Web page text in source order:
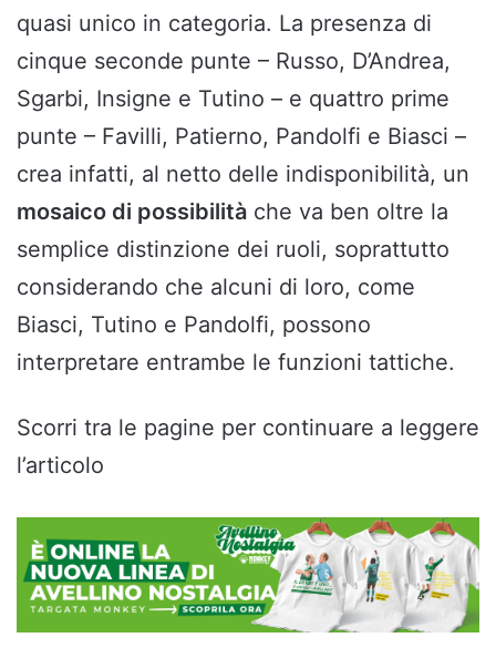
quasi unico in categoria. La presenza di
cinque seconde punte – Russo, D’Andrea,
Sgarbi, Insigne e Tutino – e quattro prime
punte – Favilli, Patierno, Pandolfi e Biasci –
crea infatti, al netto delle indisponibilità, un
mosaico di possibilità che va ben oltre la
semplice distinzione dei ruoli, soprattutto
considerando che alcuni di loro, come
Biasci, Tutino e Pandolfi, possono
interpretare entrambe le funzioni tattiche.
Scorri tra le pagine per continuare a leggere
l’articolo